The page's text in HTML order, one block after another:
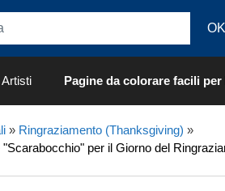
Artisti Pagine da colorare facili
» Ringraziamento (Thanksgiving) »
per il Giorno del